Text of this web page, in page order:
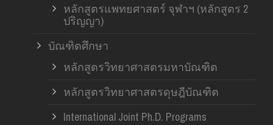
หลักสูตรแพทยศาสตร์ จุฬาฯ (หลักสูตร 2
ปริญญา)
บัณฑิตศึกษา
หลักสูตรวิทยาศาสตรมหาบัณฑิต
หลักสูตรวิทยาศาสตรดุษฎีบัณฑิต
International Joint Ph.D. Programs